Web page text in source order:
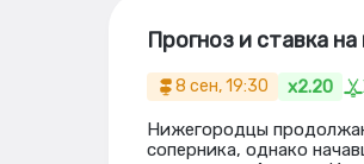
Прогноз и ставка
8 сен, 19:30 x2.20
Нижегородцы
соперника, однако